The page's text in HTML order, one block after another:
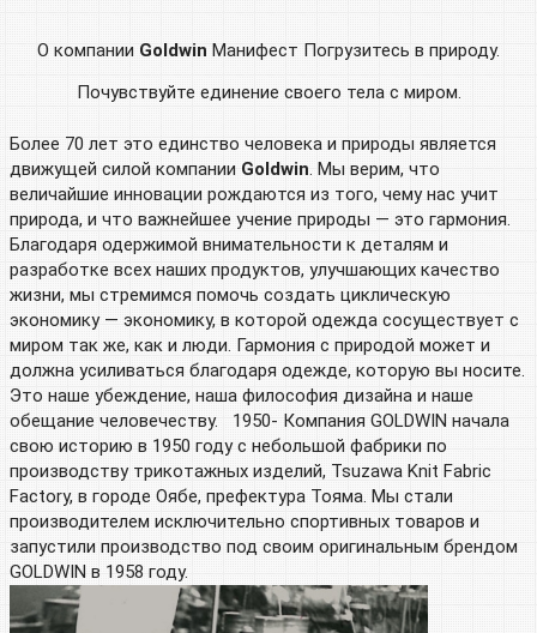
О компании Goldwin Манифест Погрузитесь в природу.
Почувствуйте единение своего тела с миром.
Более 70 лет это единство человека и природы является
движущей силой компании Goldwin. Мы верим, что
величайшие инновации рождаются из того, чему нас учит
природа, и что важнейшее учение природы — это гармония.
Благодаря одержимой внимательности к деталям и
разработке всех наших продуктов, улучшающих качество
жизни, мы стремимся помочь создать циклическую
экономику — экономику, в которой одежда сосуществует с
миром так же, как и люди. Гармония с природой может и
должна усиливаться благодаря одежде, которую вы носите.
Это наше убеждение, наша философия дизайна и наше
обещание человечеству. 1950- Компания GOLDWIN начала
свою историю в 1950 году с небольшой фабрики по
производству трикотажных изделий, Tsuzawa Knit Fabric
Factory, в городе Оябе, префектура Тояма. Мы стали
производителем исключительно спортивных товаров и
запустили производство под своим оригинальным брендом
GOLDWIN в 1958 году.